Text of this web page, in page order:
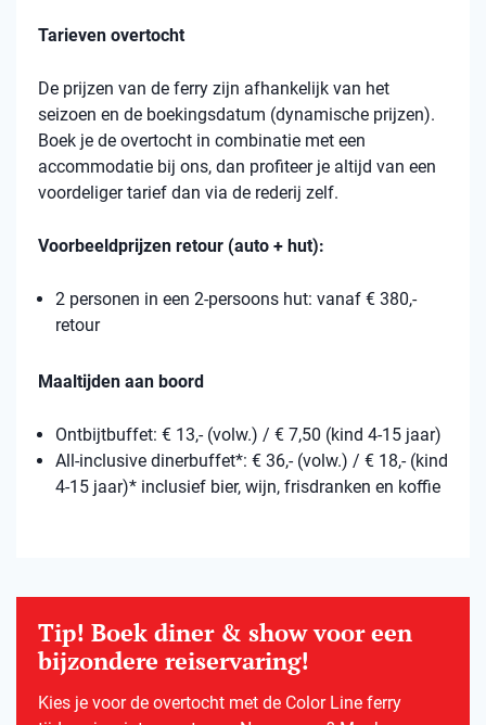
Tarieven overtocht
De prijzen van de ferry zijn afhankelijk van het
seizoen en de boekingsdatum (dynamische prijzen).
Boek je de overtocht in combinatie met een
accommodatie bij ons, dan profiteer je altijd van een
voordeliger tarief dan via de rederij zelf.
Voorbeeldprijzen retour (auto + hut):
2 personen in een 2-persoons hut: vanaf € 380,-
retour
Maaltijden aan boord
Ontbijtbuffet: € 13,- (volw.) / € 7,50 (kind 4-15 jaar)
All-inclusive dinerbuffet*: € 36,- (volw.) / € 18,- (kind
4-15 jaar)* inclusief bier, wijn, frisdranken en koffie
Tip! Boek diner & show voor een
bijzondere reiservaring!
Kies je voor de overtocht met de Color Line ferry